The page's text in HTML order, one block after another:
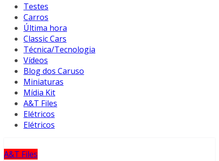
Testes
Carros
Última hora
Classic Cars
Técnica/Tecnologia
Vídeos
Blog dos Caruso
Miniaturas
Mídia Kit
A&T Files
Elétricos
Elétricos
A&T Files